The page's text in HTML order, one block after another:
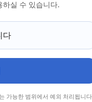
하실 수 있습니다.
다
가능한 범위에서 예외 처리됩니